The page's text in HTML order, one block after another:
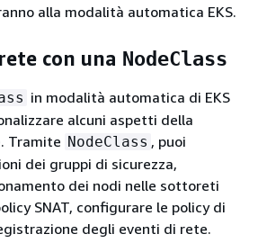
alla modalità automatica EKS.
con una NodeClass
in modalità automatica di EKS
alcuni aspetti della
Tramite NodeClass , puoi
dei gruppi di sicurezza,
dei nodi nelle sottoreti
SNAT, configurare le policy di
degli eventi di rete.